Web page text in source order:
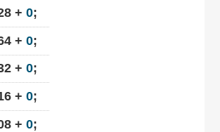
+ 0;
+ 0;
+ 0;
+ 0;
+ 0;